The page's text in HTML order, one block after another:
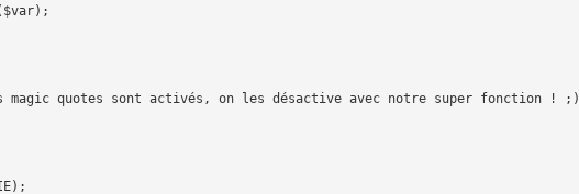
magic quotes sont activés, on les désactive avec notre super fonction ! ;)